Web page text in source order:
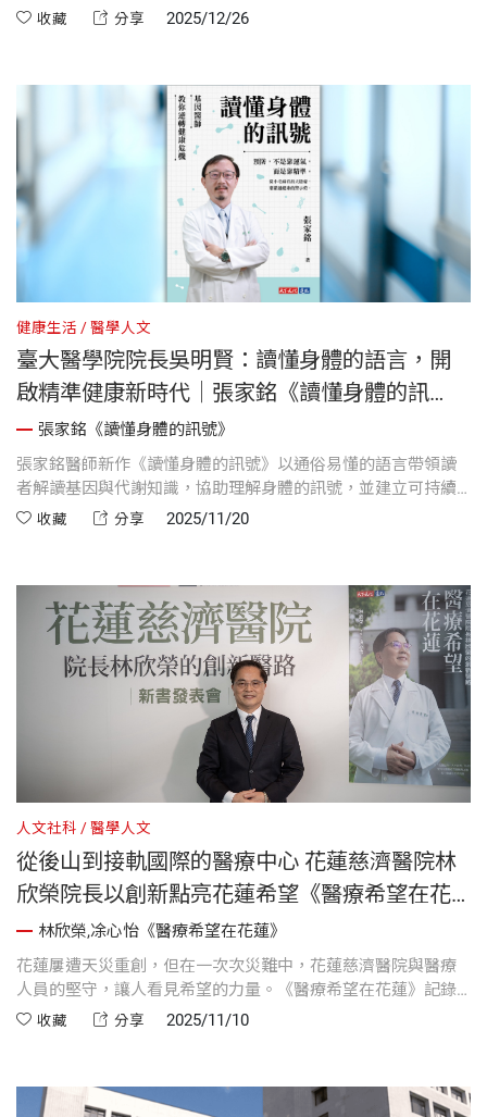
術式改寫無數病人的命運，並致力於國際教學與技術傳承，將
開啟不一樣的生命篇章。
收藏 分享 2025/12/26
健康生活 醫學人文
臺大醫學院院長吳明賢：讀懂身體的語言，開
啟精準健康新時代｜張家銘《讀懂身體的訊
號》推薦序
張家銘《讀懂身體的訊號》
張家銘醫師新作《讀懂身體的訊號》以通俗易懂的語言帶領讀
者解讀基因與代謝知識，協助理解身體的訊號，並建立可持續
的健康策略。臺大醫學院院長吳明賢肯定本書在精準健康、慢
收藏 分享 2025/11/20
人文社科 醫學人文
從後山到接軌國際的醫療中心 花蓮慈濟醫院林
欣榮院長以創新點亮花蓮希望《醫療希望在花
蓮》編輯導讀
林欣榮,凃心怡《醫療希望在花蓮》
花蓮屢遭天災重創，但在一次次災難中，花蓮慈濟醫院與醫療
人員的堅守，讓人看見希望的力量。《醫療希望在花蓮》記錄
院長林欣榮從國際醫學研究走回偏鄉的歷程，他以創新醫療、
段關於信念與奉獻的感人故事。
收藏 分享 2025/11/10